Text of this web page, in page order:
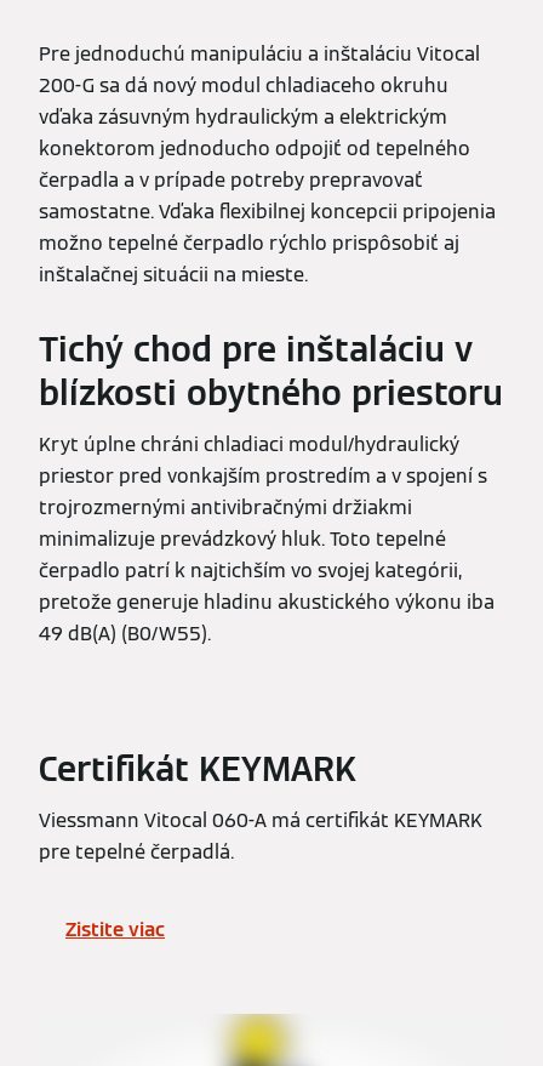
Pre jednoduchú manipuláciu a inštaláciu Vitocal
200-G sa dá nový modul chladiaceho okruhu
vďaka zásuvným hydraulickým a elektrickým
konektorom jednoducho odpojiť od tepelného
čerpadla a v prípade potreby prepravovať
samostatne. Vďaka flexibilnej koncepcii pripojenia
možno tepelné čerpadlo rýchlo prispôsobiť aj
inštalačnej situácii na mieste.
Tichý chod pre inštaláciu v
blízkosti obytného priestoru
Kryt úplne chráni chladiaci modul/hydraulický
priestor pred vonkajším prostredím a v spojení s
trojrozmernými antivibračnými držiakmi
minimalizuje prevádzkový hluk. Toto tepelné
čerpadlo patrí k najtichším vo svojej kategórii,
pretože generuje hladinu akustického výkonu iba
49 dB(A) (B0/W55).
Certifikát KEYMARK
Viessmann Vitocal 060-A má certifikát KEYMARK
pre tepelné čerpadlá.
Zistite viac